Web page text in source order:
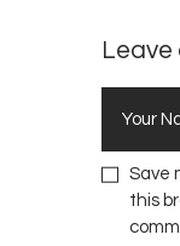
Leave
Save
this